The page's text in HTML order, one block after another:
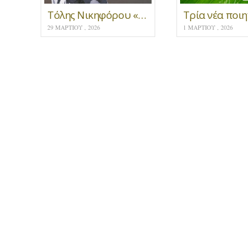
Τόλης Νικηφόρου «μαζί σου και στο πουθενά»
29 ΜΑΡΤΊΟΥ , 2026 1 ΜΑΡΤΊΟΥ , 2026